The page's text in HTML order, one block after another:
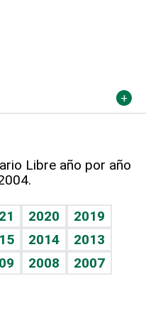
Libre año por año
2020
2019
2014
2013
2008
2007